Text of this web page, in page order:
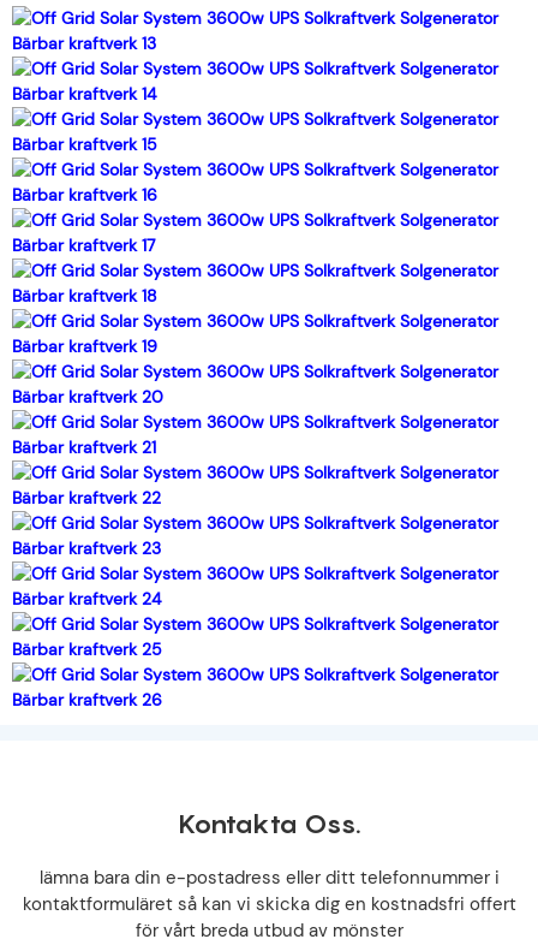
Kontakta Oss.
lämna bara din e-postadress eller ditt telefonnummer i
kontaktformuläret så kan vi skicka dig en kostnadsfri offert
för vårt breda utbud av mönster